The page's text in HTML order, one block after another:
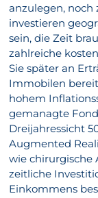
anzulegen, noch
investieren
sein, die Zeit
zahlreiche
Sie später an
Immobilen
hohem
gemanagte
Dreijahressicht
Augmented
wie chirurgische
zeitliche
Einkommens